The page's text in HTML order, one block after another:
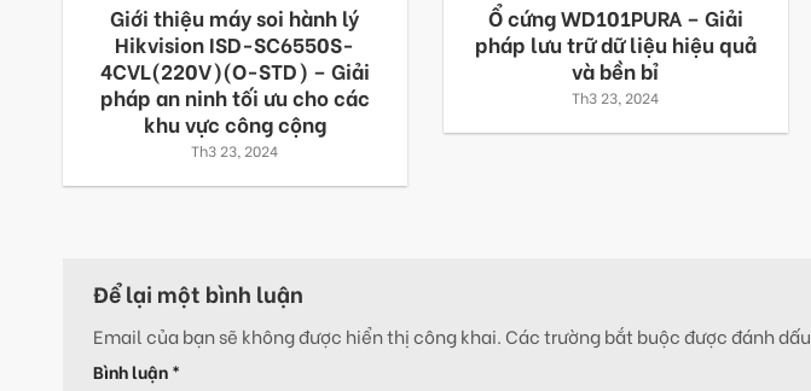
Giới thiệu máy soi hành lý
Hikvision ISD-SC6550S-
4CVL(220V)(O-STD) – Giải
pháp an ninh tối ưu cho các
khu vực công cộng
Th3 23, 2024
Ổ cứng WD101PURA – Giải
pháp lưu trữ dữ liệu hiệu quả
và bền bỉ
Th3 23, 2024
Để lại một bình luận
Email của bạn sẽ không được hiển thị công khai. Các trường bắt buộc được đánh dấu
Bình luận *